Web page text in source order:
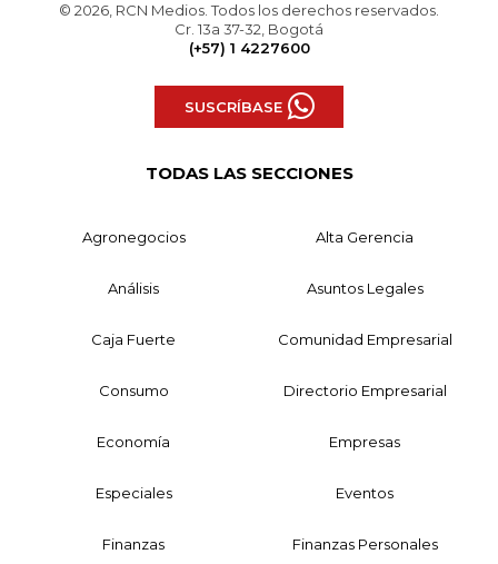
© 2026, RCN Medios. Todos los derechos reservados.
Cr. 13a 37-32, Bogotá
(+57) 1 4227600
SUSCRÍBASE
TODAS LAS SECCIONES
Agronegocios Alta Gerencia
Análisis Asuntos Legales
Caja Fuerte Comunidad Empresarial
Consumo Directorio Empresarial
Economía Empresas
Especiales Eventos
Finanzas Finanzas Personales